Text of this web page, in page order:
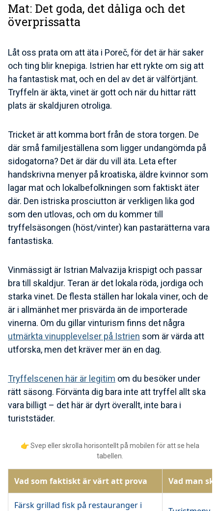
Mat: Det goda, det dåliga och det
överprissatta
Låt oss prata om att äta i Poreč, för det är här saker
och ting blir knepiga. Istrien har ett rykte om sig att
ha fantastisk mat, och en del av det är välförtjänt.
Tryffeln är äkta, vinet är gott och när du hittar rätt
plats är skaldjuren otroliga.
Tricket är att komma bort från de stora torgen. De
där små familjeställena som ligger undangömda på
sidogatorna? Det är där du vill äta. Leta efter
handskrivna menyer på kroatiska, äldre kvinnor som
lagar mat och lokalbefolkningen som faktiskt äter
där. Den istriska prosciutton är verkligen lika god
som den utlovas, och om du kommer till
tryffelsäsongen (höst/vinter) kan pastarätterna vara
fantastiska.
Vinmässigt är Istrian Malvazija krispigt och passar
bra till skaldjur. Teran är det lokala röda, jordiga och
starka vinet. De flesta ställen har lokala viner, och de
är i allmänhet mer prisvärda än de importerade
vinerna. Om du gillar vinturism finns det några
utmärkta vinupplevelser på Istrien som är värda att
utforska, men det kräver mer än en dag.
Tryffelscenen här är legitim om du besöker under
rätt säsong. Förvänta dig bara inte att tryffel allt ska
vara billigt – det här är dyrt överallt, inte bara i
turiststäder.
👉 Svep eller skrolla horisontellt på mobilen för att se hela
tabellen.
Vad som faktiskt är värt att prova Vad man
Färsk grillad fisk på restauranger i